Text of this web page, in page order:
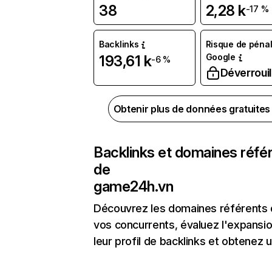
38 2,28 k-17 %
Backlinks
193,61 k-6 %
Risque de
Google
Obtenir plus de données
Backlinks et domaines
de
game24h.vn
Découvrez les domaines référents
vos concurrents, évaluez
leur profil de backlinks et obtenez